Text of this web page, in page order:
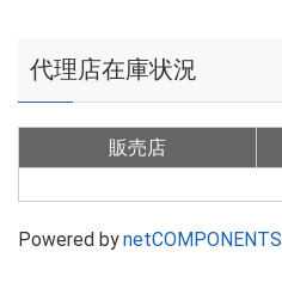
代理店在庫状況
販売店
Powered bynetCOMPONENTS